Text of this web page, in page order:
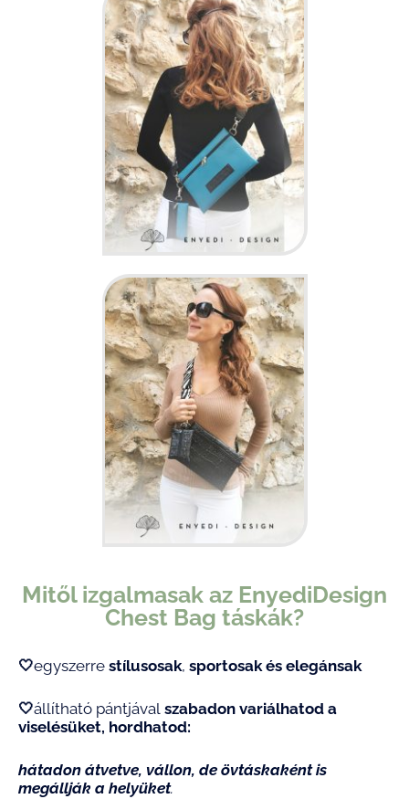
Mitől izgalmasak az EnyediDesign
Chest Bag táskák?
🤍egyszerre stílusosak, sportosak és elegánsak
🤍állítható pántjával szabadon variálhatod a
viselésüket, hordhatod:
hátadon átvetve, vállon, de övtáskaként is
megállják a helyüket.